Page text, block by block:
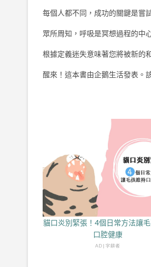
每個人都不同，成功的關鍵是嘗
眾所周知，呼吸是冥想過程的中
根據定義迷失意味著您將被新的
醒來！這本書由企鵝生活發表。
貓口炎別緊張！4個日常方法讓
口腔健康
AD | 字耕者